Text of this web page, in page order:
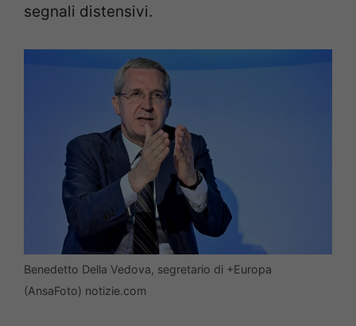
segnali distensivi.
Benedetto Della Vedova, segretario di +Europa
(AnsaFoto) notizie.com